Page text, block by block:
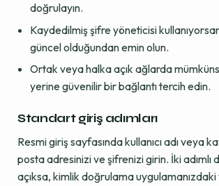
doğrulayın.
Kaydedilmiş şifre yöneticisi
güncel olduğundan emin olun.
Ortak veya halka açık ağlarda
yerine güvenilir bir bağlantı tercih edin.
Standart giriş adımları
Resmi giriş sayfasında kullanıcı adı veya
posta adresinizi ve şifrenizi girin. İki adımlı
açıksa, kimlik doğrulama uygulamanızdaki